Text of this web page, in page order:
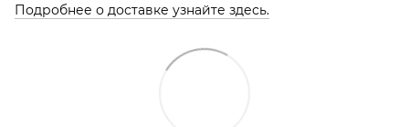
Подробнее о доставке узнайте здесь.